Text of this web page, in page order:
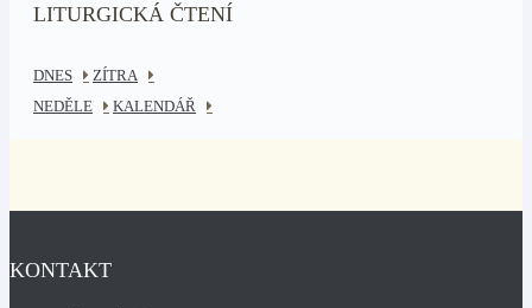
LITURGICKÁ ČTENÍ
DNES
ZÍTRA
NEDĚLE
KALENDÁŘ
KONTAKT